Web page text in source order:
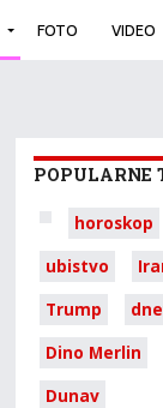
FOTO VIDEO
POPULARNE
horoskop
ubistvo
Trump
Dino Merlin
Dunav